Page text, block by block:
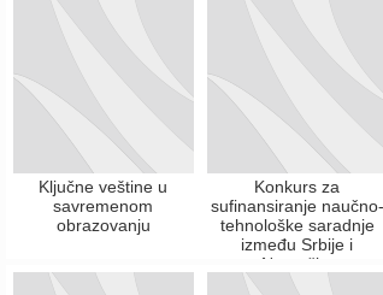
Ključne veštine u
savremenom
obrazovanju
Konkurs za
sufinansiranje naučno-
tehnološke saradnje
između Srbije i
Nemačke